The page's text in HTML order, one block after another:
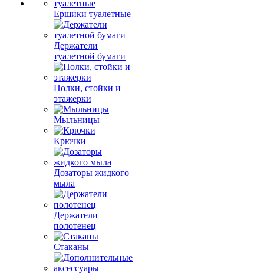
Ершики туалетные
Держатели
туалетной бумаги
Полки, стойки и
этажерки
Мыльницы
Крючки
Дозаторы жидкого
мыла
Держатели
полотенец
Стаканы